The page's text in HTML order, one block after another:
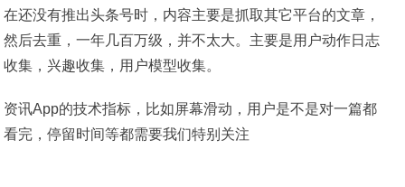
在还没有推出头条号时，内容主要是抓取其它平台的文章，
然后去重，一年几百万级，并不太大。主要是用户动作日志
收集，兴趣收集，用户模型收集。
资讯App的技术指标，比如屏幕滑动，用户是不是对一篇都
看完，停留时间等都需要我们特别关注